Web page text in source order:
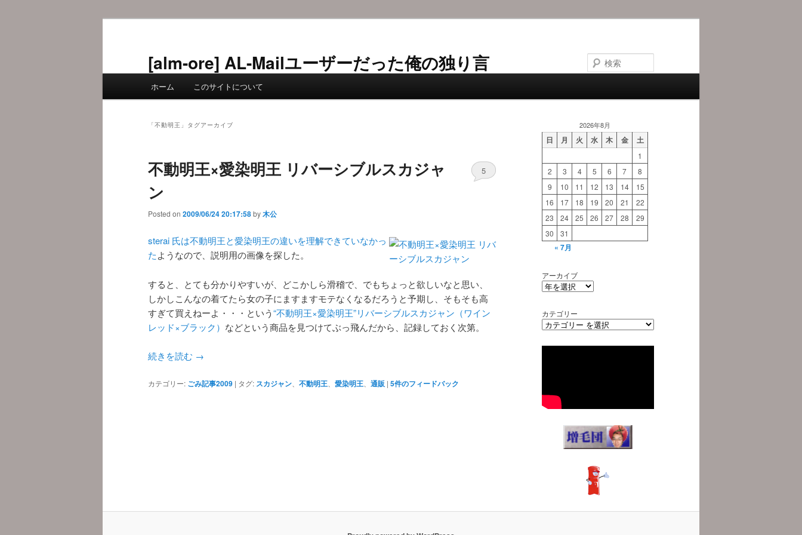
[alm-ore] AL-Mailユーザーだった俺の独り言
索
ホーム このサイトについて
「不動明王 」タグアーカイブ
不動明王×愛染明王 リバーシブルスカジャ
ン
Posted on 2009/06/24 20:17:58by木公
5
sterai 氏は不動明王と愛染明王の違いを理解できていなかっ
たようなので、説明用の画像を探した。
すると、とても分かりやすいが、どこかしら滑稽で、でもちょっと欲しいなと思い、
しかしこんなの着てたら女の子にますますモテなくなるだろうと予期し、そもそも高
すぎて買えねーよ・・・という“不動明王×愛染明王”リバーシブルスカジャン（ワイン
レッド×ブラック） などという商品を見つけてぶっ飛んだから、記録しておく次第。
続きを読む →
カテゴリー: ごみ記事2009 | タグ: スカジャン 不動明王 愛染明王 通販 | 5件のフィードバック
2026年8月
日 月 火 水 木 金 土
1
2
3 4 5 6 7
8
9
10 11 12 13 14
15
16
17 18 19 20 21
22
23
24 25 26 27 28
29
30
31
« 7月
アーカイブ
カテゴリー